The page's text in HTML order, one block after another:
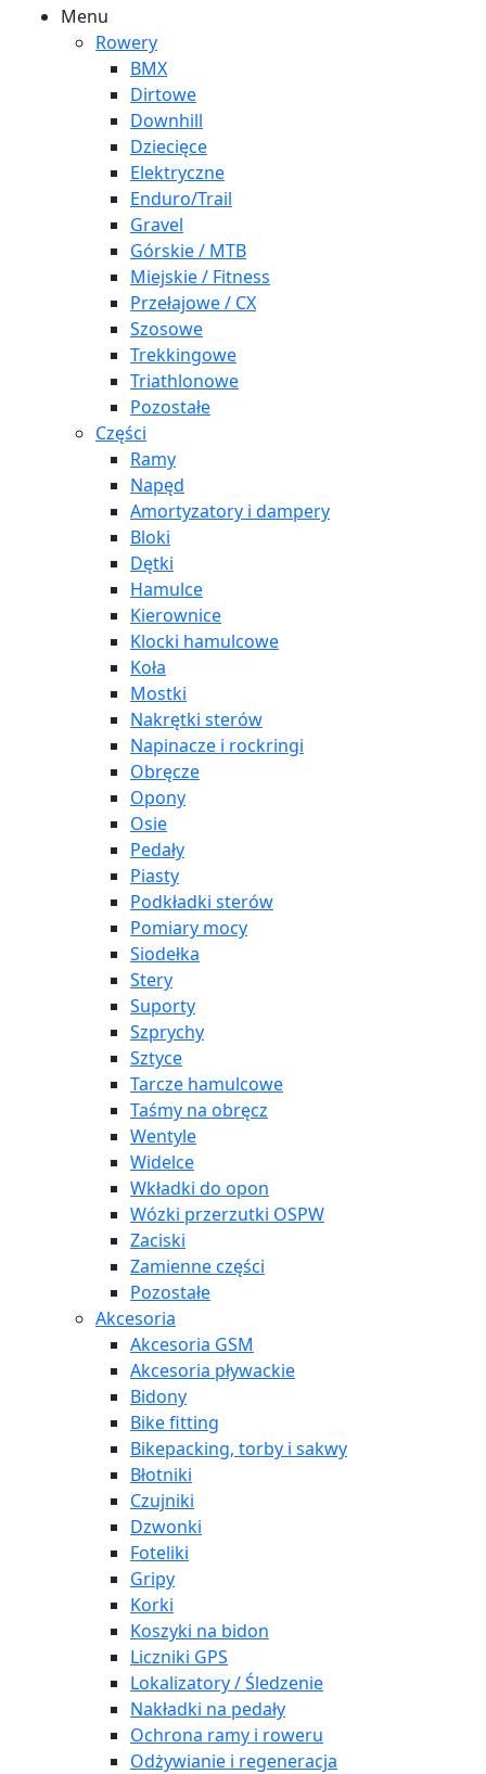
Menu
Rowery
BMX
Dirtowe
Downhill
Dziecięce
Elektryczne
Enduro/Trail
Gravel
Górskie / MTB
Miejskie / Fitness
Przełajowe / CX
Szosowe
Trekkingowe
Triathlonowe
Pozostałe
Części
Ramy
Napęd
Amortyzatory i dampery
Bloki
Dętki
Hamulce
Kierownice
Klocki hamulcowe
Koła
Mostki
Nakrętki sterów
Napinacze i rockringi
Obręcze
Opony
Osie
Pedały
Piasty
Podkładki sterów
Pomiary mocy
Siodełka
Stery
Suporty
Szprychy
Sztyce
Tarcze hamulcowe
Taśmy na obręcz
Wentyle
Widelce
Wkładki do opon
Wózki przerzutki OSPW
Zaciski
Zamienne części
Pozostałe
Akcesoria
Akcesoria GSM
Akcesoria pływackie
Bidony
Bike fitting
Bikepacking, torby i sakwy
Błotniki
Czujniki
Dzwonki
Foteliki
Gripy
Korki
Koszyki na bidon
Liczniki GPS
Lokalizatory / Śledzenie
Nakładki na pedały
Ochrona ramy i roweru
Odżywianie i regeneracja